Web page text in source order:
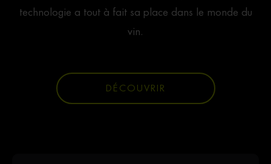
technologie a tout à fait sa place dans le monde du
vin.
DÉCOUVRIR